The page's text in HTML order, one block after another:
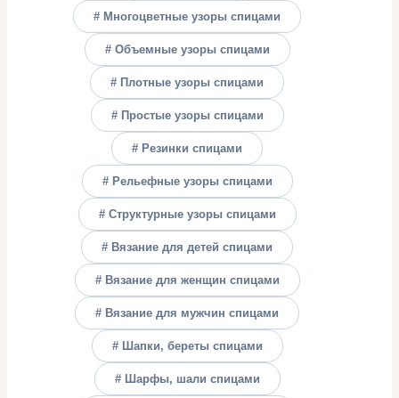
# Многоцветные узоры спицами
# Объемные узоры спицами
# Плотные узоры спицами
# Простые узоры спицами
# Резинки спицами
# Рельефные узоры спицами
# Структурные узоры спицами
# Вязание для детей спицами
# Вязание для женщин спицами
# Вязание для мужчин спицами
# Шапки, береты спицами
# Шарфы, шали спицами